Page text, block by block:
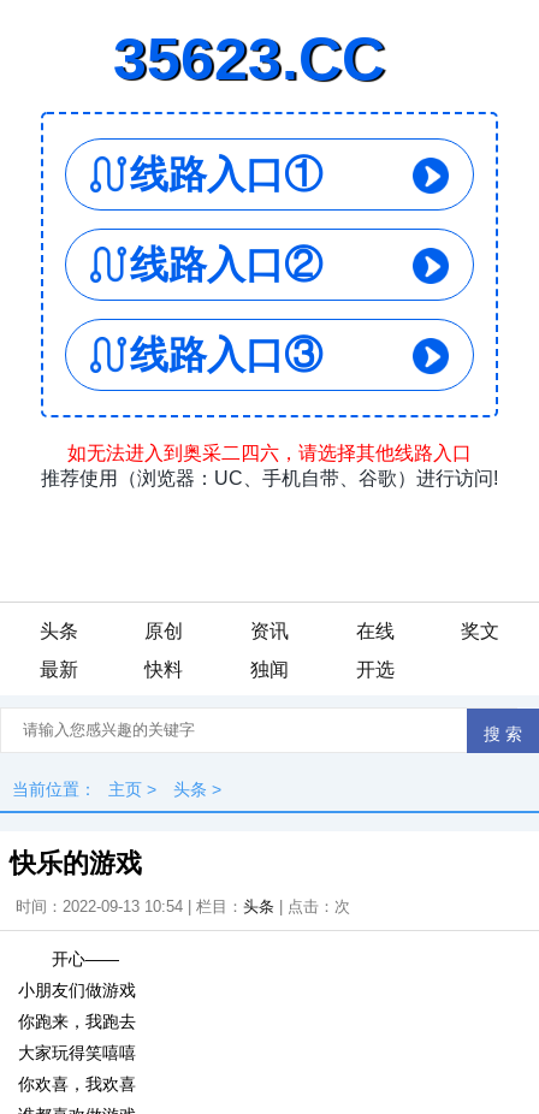
头条 原创 资讯 在线
奖文
最新
快料 独闻 开选
当前位置： 主页 > 头条 >
快乐的游戏
时间：2022-09-13 10:54 | 栏目： 头条 | 点击： 次
开心——
小朋友们做游戏
你跑来，我跑去
大家玩得笑嘻嘻
你欢喜，我欢喜